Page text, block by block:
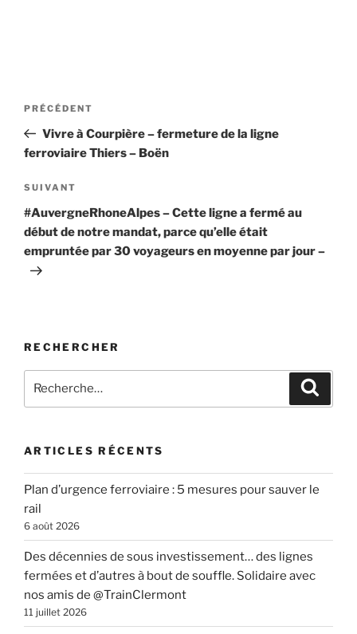
Navigation
l’article
Article
précédent
PRÉCÉDENT
Vivre à Courpière – fermeture de la ligne
ferroviaire Thiers – Boën
Article
suivant
SUIVANT
#AuvergneRhoneAlpes – Cette ligne a fermé au
début de notre mandat, parce qu’elle était
empruntée par 30 voyageurs en moyenne par jour –
RECHERCHER
pour
ARTICLES RÉCENTS
Plan d’urgence ferroviaire : 5 mesures pour sauver le
rail
6 août 2026
Des décennies de sous investissement… des lignes
fermées et d’autres à bout de souffle. Solidaire avec
nos amis de @TrainClermont
11 juillet 2026